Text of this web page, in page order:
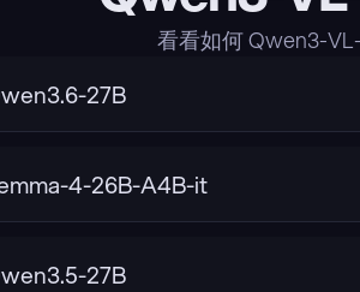
看看如何 Qwen3-
27B
4-26B-A4B-it
27B